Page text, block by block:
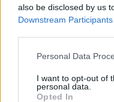
also be disclosed by us
Downstream Participants
Personal Data
I want to opt-out of
personal data.
Opted In
ΣΧΕΤΙΚΆ ΆΡΘΡΑ